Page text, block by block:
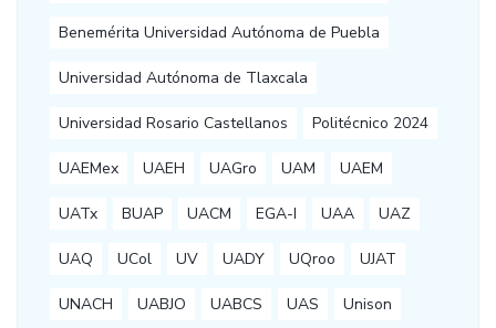
Benemérita Universidad Autónoma de Puebla
Universidad Autónoma de Tlaxcala
Universidad Rosario Castellanos Politécnico 2024
UAEMex UAEH UAGro UAM UAEM
UATx BUAP UACM EGA-I UAA UAZ
UAQ UCol UV UADY UQroo UJAT
UNACH UABJO UABCS UAS Unison